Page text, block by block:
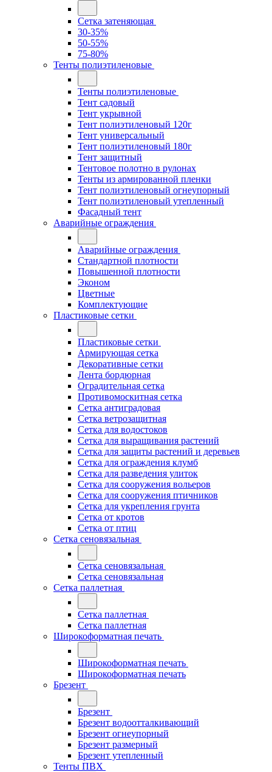
Сетка затеняющая
30-35%
50-55%
75-80%
Тенты полиэтиленовые
Тенты полиэтиленовые
Тент садовый
Тент укрывной
Тент полиэтиленовый 120г
Тент универсальный
Тент полиэтиленовый 180г
Тент защитный
Тентовое полотно в рулонах
Тенты из армированной пленки
Тент полиэтиленовый огнеупорный
Тент полиэтиленовый утепленный
Фасадный тент
Аварийные ограждения
Аварийные ограждения
Стандартной плотности
Повышенной плотности
Эконом
Цветные
Комплектующие
Пластиковые сетки
Пластиковые сетки
Армирующая сетка
Декоративные сетки
Лента бордюрная
Оградительная сетка
Противомоскитная сетка
Сетка антиградовая
Сетка ветрозащитная
Сетка для водостоков
Сетка для выращивания растений
Сетка для защиты растений и деревьев
Сетка для ограждения клумб
Сетка для разведения улиток
Сетка для сооружения вольеров
Сетка для сооружения птичников
Сетка для укрепления грунта
Сетка от кротов
Сетка от птиц
Сетка сеновязальная
Сетка сеновязальная
Сетка сеновязальная
Сетка паллетная
Сетка паллетная
Сетка паллетная
Широкоформатная печать
Широкоформатная печать
Широкоформатная печать
Брезент
Брезент
Брезент водоотталкивающий
Брезент огнеупорный
Брезент размерный
Брезент утепленный
Тенты ПВХ